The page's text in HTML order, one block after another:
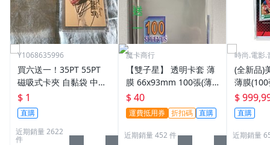
Y1068635996
買六送一！35PT 55PT
磁吸式卡夾 自黏袋 中華
職棒球員卡 遊戲王 寶可
夢PTCG 漫威 ultra pro
可用
$ 1
直購
近期銷量 2622
件
魔卡商行
【雙子星】 透明卡套 薄
膜 66x93mm 100張(薄)
適用 BBM MLB Topps C
PBL 球員卡
$ 40
運費抵用券 折扣碼 直購
近期銷量 452 件
時尚.電影.
(全新品)
薄膜
次到貨
$
直購
近期銷量